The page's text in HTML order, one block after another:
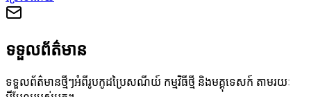
ទទួលព័ត៌មាន
ទទួលព័ត៌មានថ្មីៗអំពីរូបកូដប្រៃសណីយ៍ កម្មវិធីថ្មី និងមគ្គុទេសក៍ តាមរយៈ